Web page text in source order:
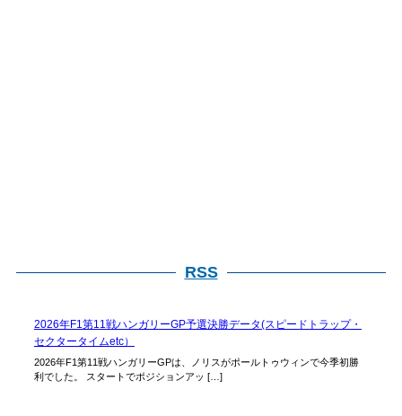
RSS
2026年F1第11戦ハンガリーGP予選決勝データ(スピードトラップ・
セクタータイムetc）
2026年F1第11戦ハンガリーGPは、ノリスがポールトゥウィンで今季初勝
利でした。 スタートでポジションアッ […]